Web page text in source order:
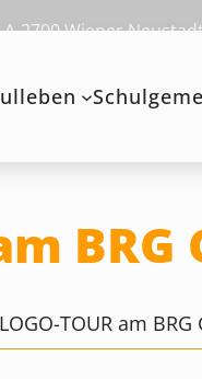
2700 Wiener
TOUR am